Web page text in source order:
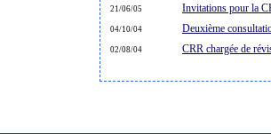
21/06/05 Invitations pour la
04/10/04 Deuxième
02/08/04 CRR chargée de